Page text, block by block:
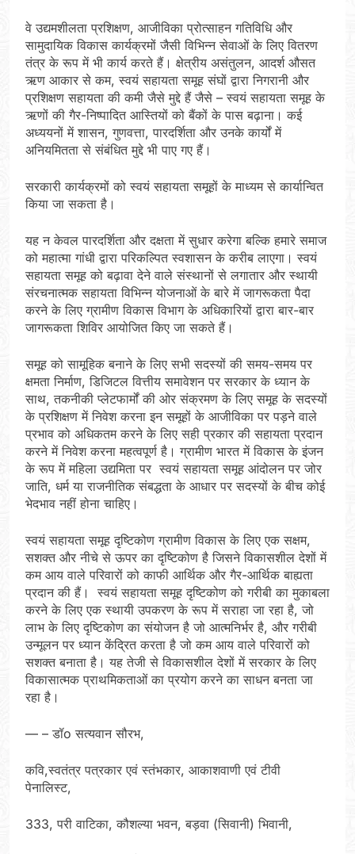
वे उद्यमशीलता प्रशिक्षण, आजीविका प्रोत्साहन गतिविधि और
सामुदायिक विकास कार्यक्रमों जैसी विभिन्न सेवाओं के लिए वितरण
तंत्र के रूप में भी कार्य करते हैं। क्षेत्रीय असंतुलन, आदर्श औसत
ऋण आकार से कम, स्वयं सहायता समूह संघों द्वारा निगरानी और
प्रशिक्षण सहायता की कमी जैसे मुद्दे हैं जैसे – स्वयं सहायता समूह के
ऋणों की गैर-निष्पादित आस्तियों को बैंकों के पास बढ़ाना। कई
अध्ययनों में शासन, गुणवत्ता, पारदर्शिता और उनके कार्यों में
अनियमितता से संबंधित मुद्दे भी पाए गए हैं।
सरकारी कार्यक्रमों को स्वयं सहायता समूहों के माध्यम से कार्यान्वित
किया जा सकता है।
यह न केवल पारदर्शिता और दक्षता में सुधार करेगा बल्कि हमारे समाज
को महात्मा गांधी द्वारा परिकल्पित स्वशासन के करीब लाएगा। स्वयं
सहायता समूह को बढ़ावा देने वाले संस्थानों से लगातार और स्थायी
संरचनात्मक सहायता विभिन्न योजनाओं के बारे में जागरूकता पैदा
करने के लिए ग्रामीण विकास विभाग के अधिकारियों द्वारा बार-बार
जागरूकता शिविर आयोजित किए जा सकते हैं।
समूह को सामूहिक बनाने के लिए सभी सदस्यों की समय-समय पर
क्षमता निर्माण, डिजिटल वित्तीय समावेशन पर सरकार के ध्यान के
साथ, तकनीकी प्लेटफार्मों की ओर संक्रमण के लिए समूह के सदस्यों
के प्रशिक्षण में निवेश करना इन समूहों के आजीविका पर पड़ने वाले
प्रभाव को अधिकतम करने के लिए सही प्रकार की सहायता प्रदान
करने में निवेश करना महत्वपूर्ण है। ग्रामीण भारत में विकास के इंजन
के रूप में महिला उद्यमिता पर स्वयं सहायता समूह आंदोलन पर जोर
जाति, धर्म या राजनीतिक संबद्धता के आधार पर सदस्यों के बीच कोई
भेदभाव नहीं होना चाहिए।
स्वयं सहायता समूह दृष्टिकोण ग्रामीण विकास के लिए एक सक्षम,
सशक्त और नीचे से ऊपर का दृष्टिकोण है जिसने विकासशील देशों में
कम आय वाले परिवारों को काफी आर्थिक और गैर-आर्थिक बाह्यता
प्रदान की हैं। स्वयं सहायता समूह दृष्टिकोण को गरीबी का मुकाबला
करने के लिए एक स्थायी उपकरण के रूप में सराहा जा रहा है, जो
लाभ के लिए दृष्टिकोण का संयोजन है जो आत्मनिर्भर है, और गरीबी
उन्मूलन पर ध्यान केंद्रित करता है जो कम आय वाले परिवारों को
सशक्त बनाता है। यह तेजी से विकासशील देशों में सरकार के लिए
विकासात्मक प्राथमिकताओं का प्रयोग करने का साधन बनता जा
रहा है।
— – डॉo सत्यवान सौरभ,
कवि,स्वतंत्र पत्रकार एवं स्तंभकार, आकाशवाणी एवं टीवी
पेनालिस्ट,
333, परी वाटिका, कौशल्या भवन, बड़वा (सिवानी) भिवानी,